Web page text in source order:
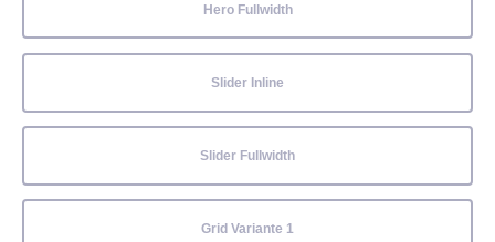
Hero Fullwidth
Slider Inline
Slider Fullwidth
Grid Variante 1